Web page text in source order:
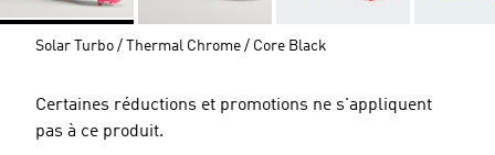
Solar Turbo / Thermal Chrome / Core Black
Certaines réductions et promotions ne s'appliquent
pas à ce produit.